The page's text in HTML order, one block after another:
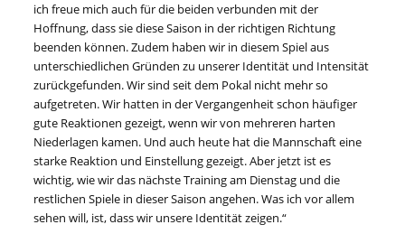
ich freue mich auch für die beiden verbunden mit der
Hoffnung, dass sie diese Saison in der richtigen Richtung
beenden können. Zudem haben wir in diesem Spiel aus
unterschiedlichen Gründen zu unserer Identität und Intensität
zurückgefunden. Wir sind seit dem Pokal nicht mehr so
aufgetreten. Wir hatten in der Vergangenheit schon häufiger
gute Reaktionen gezeigt, wenn wir von mehreren harten
Niederlagen kamen. Und auch heute hat die Mannschaft eine
starke Reaktion und Einstellung gezeigt. Aber jetzt ist es
wichtig, wie wir das nächste Training am Dienstag und die
restlichen Spiele in dieser Saison angehen. Was ich vor allem
sehen will, ist, dass wir unsere Identität zeigen.“